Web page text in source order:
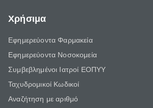
Χρήσιμα
Εφημερεύοντα Φαρμακεία
Εφημερεύοντα Νοσοκομεία
Συμβεβλημένοι Ιατροί ΕΟΠΥΥ
Ταχυδρομικοί Κωδικοί
Αναζήτηση με αριθμό